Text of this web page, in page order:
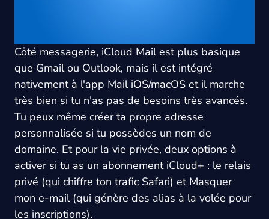
Côté messagerie, iCloud Mail est plus basique
que Gmail ou Outlook, mais il est intégré
nativement à l'app Mail iOS/macOS et il marche
très bien si tu n'as pas de besoins très avancés.
Tu peux même créer ta propre adresse
personnalisée si tu possèdes un nom de
domaine. Et pour la vie privée, deux options à
activer si tu as un abonnement iCloud+ : le relais
privé (qui chiffre ton trafic Safari) et Masquer
mon e-mail (qui génère des alias à la volée pour
les inscriptions).